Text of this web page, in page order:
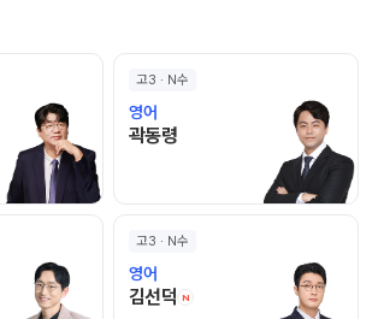
홈 바로가기
고3 · N수
영어
곽동령곽동령 선생님 홈 바로가기
님 홈 바로가기
고3 · N수
영어
김선덕 N 김선덕 선생님 홈 바로